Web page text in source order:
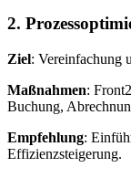
2.
Ziel: Vereinfachung
Maßnahmen:
Buchung,
Empfehlung:
Effizienzsteigerung.